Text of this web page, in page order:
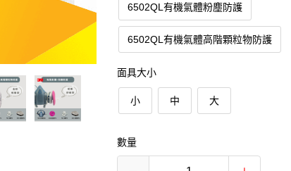
6502QL有機氣體粉塵防護
6502QL有機氣體高階顆粒物防護
面具大小
小 中 大
數量